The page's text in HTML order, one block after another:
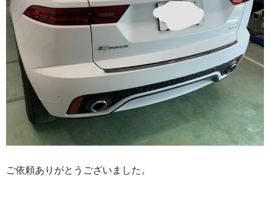
ご依頼ありがとうございました。